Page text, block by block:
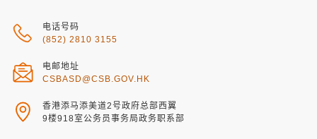
电话号码
(852) 2810 3155
电邮地址
CSBASD@CSB.GOV.HK
香港添马添美道2号政府总部西翼
9楼918室公务员事务局政务职系部